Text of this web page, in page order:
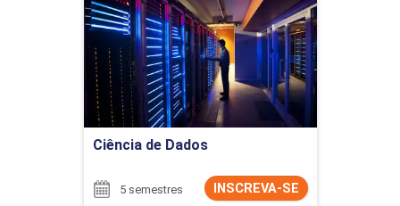
Ciência de Dados
INSCREVA-SE
5 semestres
Detalhes do curso
Ir para Inscrição